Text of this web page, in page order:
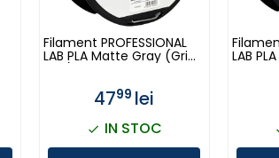
Filament PROFESSIONAL
LAB PLA Matte Gray (Gri
4799 lei
IN STOC
LAB